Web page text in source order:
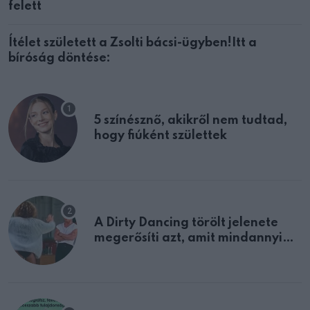
felett
Ítélet született a Zsolti bácsi-ügyben!Itt a
bíróság döntése:
5 színésznő, akikről nem tudtad,
hogy fiúként születtek
A Dirty Dancing törölt jelenete
megerősíti azt, amit mindannyian